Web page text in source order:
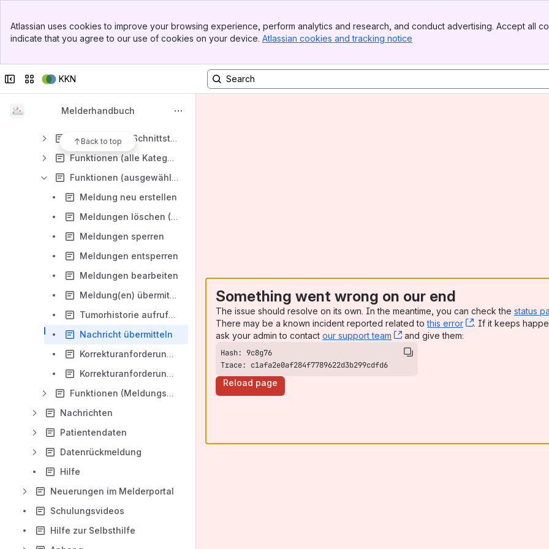
Top Bar
Sidebar
Atlassian uses cookies to improve your browsing experience, perform analytics and research, and conduct advertising. Accept all
indicate that you agree to our use of cookies on your device. Atlassian cookies and tracking notice
Collapse sidebar
Switch sites or apps
KKN
Melderhandbuch
Back to top
Unvollständige Meldungen
Gesperrte Meldungen
Korrekturanforderungen
Prüfläufe (nur Schnittstellenmelder)
Funktionen (alle Kategorien des Menüs „Meldungen“)
Funktionen (ausgewählte Kategorien des Menüs „Meldungen“)
Meldung neu erstellen
Meldungen löschen (Löschanfrage)
Meldungen sperren
Meldungen entsperren
Meldungen bearbeiten
Meldung(en) übermitteln
Tumorhistorie aufrufen.
Nachricht übermitteln
Korrekturanforderung aus Liste entfernen
Korrekturanforderung zur Liste hinzufügen
Funktionen (Meldungspakete)
Nachrichten
Patientendaten
Datenrückmeldung
Hilfe
Neuerungen im Melderportal
Schulungsvideos
Hilfe zur Selbsthilfe
Something went wrong on our end
The issue should resolve on its own. In the meantime, you can check the status
There may be a known incident reported related tothis error , (opens new
. If it keeps
ask your admin to contact our support team , (opens new window)
and give them:
Trace: c1afa2e0af284f7789622d3b299cdfd6
Reload page